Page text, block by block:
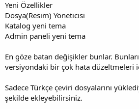
Yeni Özellikler
Dosya(Resim) Yöneticisi
Katalog yeni tema
Admin paneli yeni tema
En göze batan değişikler bunlar.
versiyondaki bir çok hata düzeltmeleri
Sadece Türkçe çeviri dosyalarını
şekilde ekleyebilirsiniz.